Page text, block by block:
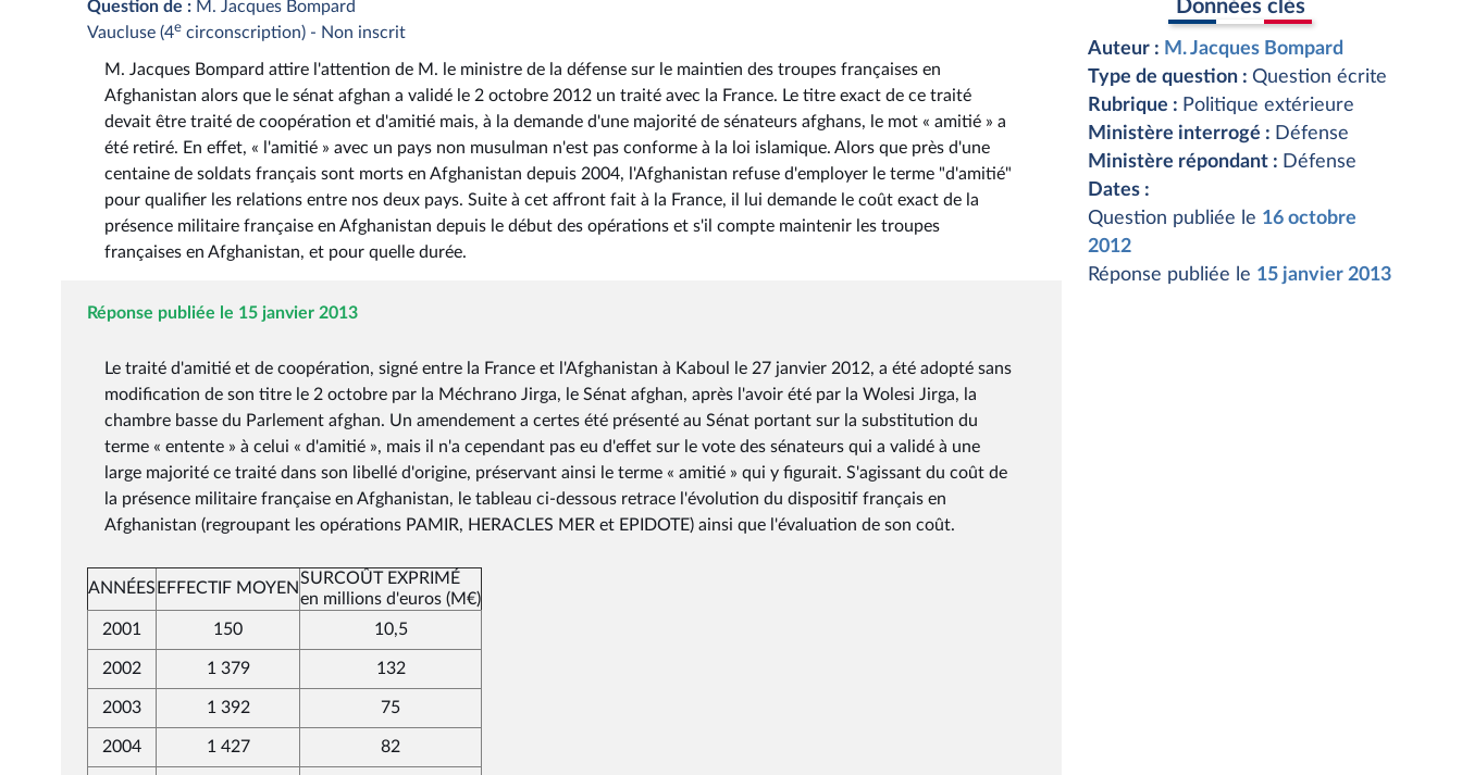
Question de : M. Jacques Bompard
Vaucluse (4e circonscription) - Non inscrit
M. Jacques Bompard attire l'attention de M. le ministre de la défense sur le maintien des troupes françaises en
Afghanistan alors que le sénat afghan a validé le 2 octobre 2012 un traité avec la France. Le titre exact de ce traité
devait être traité de coopération et d'amitié mais, à la demande d'une majorité de sénateurs afghans, le mot « amitié » a
été retiré. En effet, « l'amitié » avec un pays non musulman n'est pas conforme à la loi islamique. Alors que près d'une
centaine de soldats français sont morts en Afghanistan depuis 2004, l'Afghanistan refuse d'employer le terme "d'amitié"
pour qualifier les relations entre nos deux pays. Suite à cet affront fait à la France, il lui demande le coût exact de la
présence militaire française en Afghanistan depuis le début des opérations et s'il compte maintenir les troupes
françaises en Afghanistan, et pour quelle durée.
Réponse publiée le 15 janvier 2013
Le traité d'amitié et de coopération, signé entre la France et l'Afghanistan à Kaboul le 27 janvier 2012, a été adopté sans
modification de son titre le 2 octobre par la Méchrano Jirga, le Sénat afghan, après l'avoir été par la Wolesi Jirga, la
chambre basse du Parlement afghan. Un amendement a certes été présenté au Sénat portant sur la substitution du
terme « entente » à celui « d'amitié », mais il n'a cependant pas eu d'effet sur le vote des sénateurs qui a validé à une
large majorité ce traité dans son libellé d'origine, préservant ainsi le terme « amitié » qui y figurait. S'agissant du coût de
la présence militaire française en Afghanistan, le tableau ci-dessous retrace l'évolution du dispositif français en
Afghanistan (regroupant les opérations PAMIR, HERACLES MER et EPIDOTE) ainsi que l'évaluation de son coût.
ANNÉESEFFECTIF MOYEN
SURCOÛT EXPRIMÉ
en millions d'euros (M€)
2001
150 10,5
2002 1 379 132
2003 1 392 75
2004 1 427 82
Données clés
Auteur : M. Jacques Bompard
Type de question : Question écrite
Rubrique : Politique extérieure
Ministère interrogé : Défense
Ministère répondant : Défense
Dates :
Question publiée le 16 octobre
2012
Réponse publiée le 15 janvier 2013